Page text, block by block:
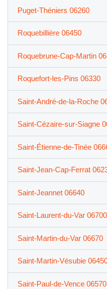
Puget-Théniers 06260
Roquebillière 06450
Roquebrune-Cap-Martin
Roquefort-les-Pins 06330
Saint-André-de-la-Roche
Saint-Cézaire-sur-Siagne
Saint-Étienne-de-Tinée
Saint-Jean-Cap-Ferrat
Saint-Jeannet 06640
Saint-Laurent-du-Var 06700
Saint-Martin-du-Var 06670
Saint-Martin-Vésubie
Saint-Paul-de-Vence 06570